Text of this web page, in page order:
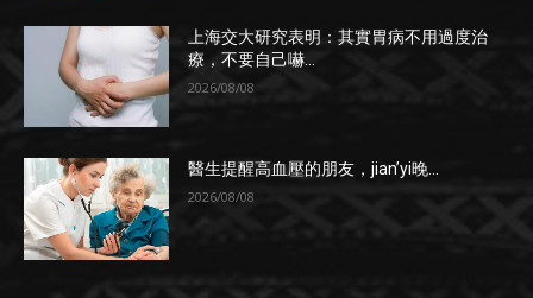
上海交大研究表明：其實胃病不用過度治
療，不要自己嚇...
2026/08/08
醫生提醒高血壓的朋友，jian’yi晚...
2026/08/08